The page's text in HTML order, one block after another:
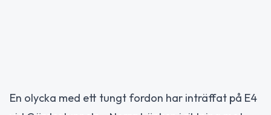
En olycka med ett tungt fordon har inträffat på E4